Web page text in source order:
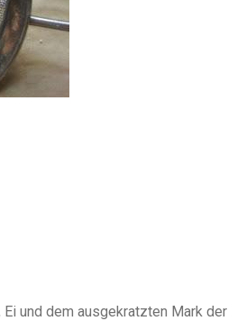
und dem ausgekratzten Mark der